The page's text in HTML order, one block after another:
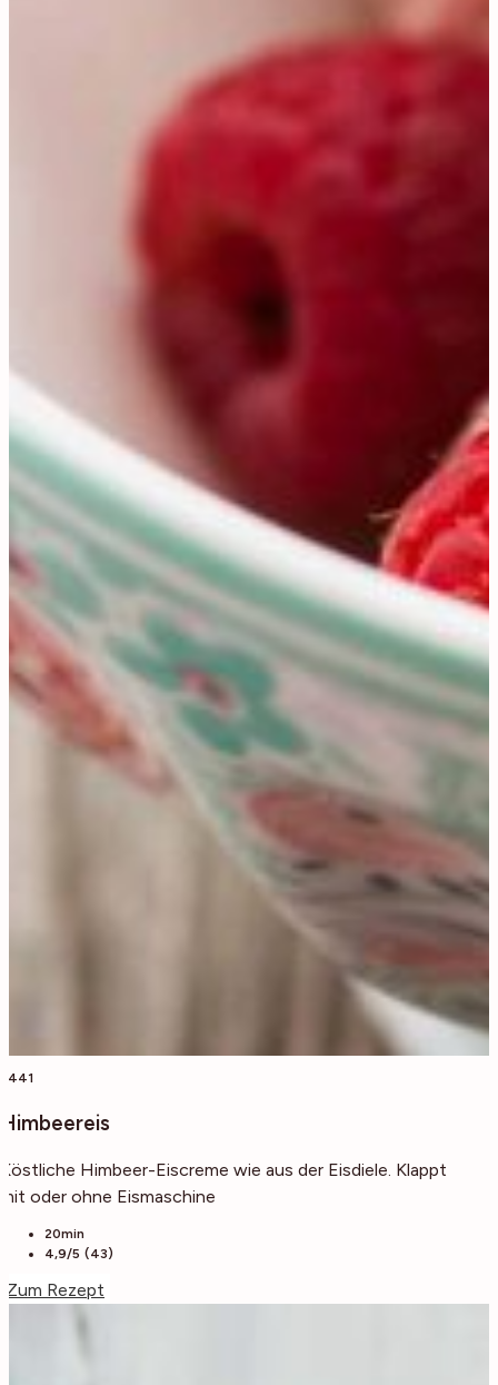
2441
Himbeereis
Köstliche Himbeer-Eiscreme wie aus der Eisdiele. Klappt
mit oder ohne Eismaschine
20min
4,9/5 (43)
Zum Rezept